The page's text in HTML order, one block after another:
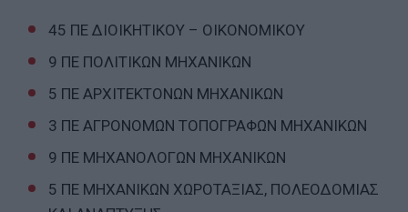
45 ΠΕ ΔΙΟΙΚΗΤΙΚΟΥ – ΟΙΚΟΝΟΜΙΚΟΥ
9 ΠΕ ΠΟΛΙΤΙΚΩΝ ΜΗΧΑΝΙΚΩΝ
5 ΠΕ ΑΡΧΙΤΕΚΤΟΝΩΝ ΜΗΧΑΝΙΚΩΝ
3 ΠΕ ΑΓΡΟΝΟΜΩΝ ΤΟΠΟΓΡΑΦΩΝ ΜΗΧΑΝΙΚΩΝ
9 ΠΕ ΜΗΧΑΝΟΛΟΓΩΝ ΜΗΧΑΝΙΚΩΝ
5 ΠΕ ΜΗΧΑΝΙΚΩΝ ΧΩΡΟΤΑΞΙΑΣ, ΠΟΛΕΟΔΟΜΙΑΣ